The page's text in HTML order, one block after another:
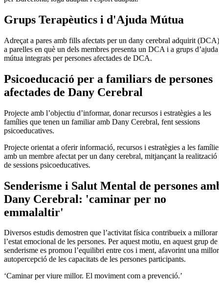
Grups Terapèutics i d'Ajuda Mútua
Adreçat a pares amb fills afectats per un dany cerebral adquirit
a parelles en què un dels membres presenta un DCA i a grups d’ajuda
mútua integrats per persones afectades de DCA.
Psicoeducació per a familiars de persones
afectades de Dany Cerebral
Projecte amb l’objectiu d’informar, donar recursos i estratègies a les
famílies que tenen un familiar amb Dany Cerebral, fent sessions
psicoeducatives.
Projecte orientat a oferir informació, recursos i estratègies a les
amb un membre afectat per un dany cerebral, mitjançant la realització
de sessions psicoeducatives.
Senderisme i Salut Mental de persones
Dany Cerebral: 'caminar per no
emmalaltir'
Diversos estudis demostren que l’activitat física contribueix a millorar
l’estat emocional de les persones. Per aquest motiu, en aquest grup de
senderisme es promou l’equilibri entre cos i ment, afavorint una millor
autopercepció de les capacitats de les persones participants.
‘Caminar per viure millor. El moviment com a prevenció.’